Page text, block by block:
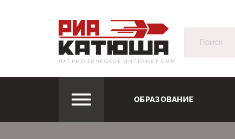
ПАТРИОТИЧЕСКОЕ ИНТЕРНЕТ СМИ
ОБРАЗОВАНИЕ